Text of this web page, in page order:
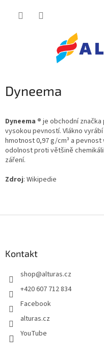
Dyneema
Dyneema ® je obchodní
vysokou pevností. Vlákno
hmotnost 0,97 g/cm³ a pevnost
odolnost proti většině
záření.
Zdroj: Wikipedie
Kontakt
shop@alturas.cz
+420 607 712 834
Facebook
alturas.cz
YouTube